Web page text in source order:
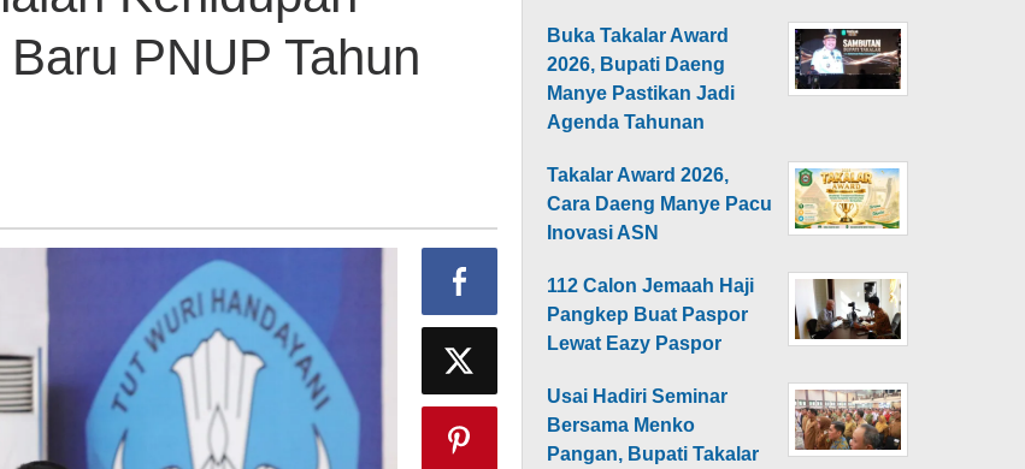
PNUP Tahun
Buka Takalar Award
2026, Bupati Daeng
Manye Pastikan Jadi
Agenda Tahunan
Takalar Award 2026,
Cara Daeng Manye Pacu
Inovasi ASN
112 Calon Jemaah Haji
Pangkep Buat Paspor
Lewat Eazy Paspor
Usai Hadiri Seminar
Bersama Menko
Pangan, Bupati Takalar